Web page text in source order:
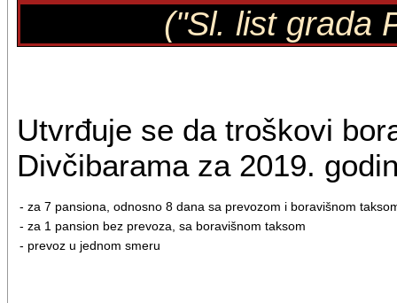
("Sl. list grada
Utvrđuje se da troškovi
Divčibarama za 2019.
- za 7 pansiona, odnosno 8 dana sa prevozom i boravišnom
- za 1 pansion bez prevoza, sa boravišnom taksom
- prevoz u jednom smeru